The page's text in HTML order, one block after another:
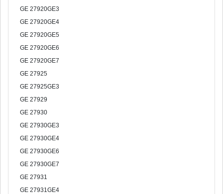
GE 27920GE3
GE 27920GE4
GE 27920GE5
GE 27920GE6
GE 27920GE7
GE 27925
GE 27925GE3
GE 27929
GE 27930
GE 27930GE3
GE 27930GE4
GE 27930GE6
GE 27930GE7
GE 27931
GE 27931GE4